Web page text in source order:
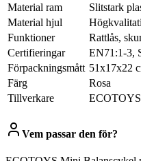
Material ram
Slitstark
Material hjul
Funktioner
Rattlås,
Certifieringar
EN71:1-3,
Förpackningsmått 51x17x22
Färg
Rosa
Tillverkare
ECOTOYS
Vem passar den för?